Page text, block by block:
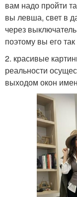
вам надо пройти
вы левша, свет в
через
поэтому вы его
2. красивые
реальности
выходом окон